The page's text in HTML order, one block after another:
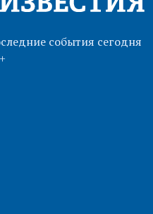
события сегодня